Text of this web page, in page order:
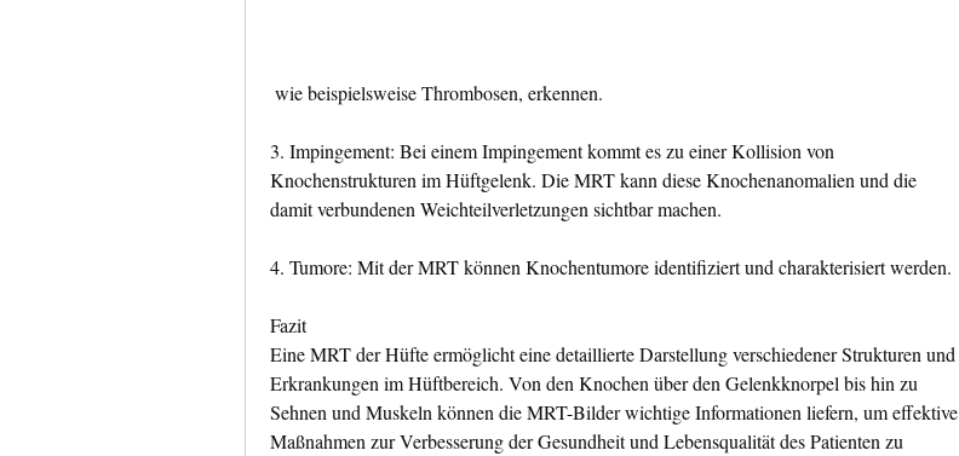
wie beispielsweise Thrombosen, erkennen.
3. Impingement: Bei einem Impingement kommt es zu einer Kollision von
Knochenstrukturen im Hüftgelenk. Die MRT kann diese Knochenanomalien und die
damit verbundenen Weichteilverletzungen sichtbar machen.
4. Tumore: Mit der MRT können Knochentumore identifiziert und charakterisiert werden.
Fazit
Eine MRT der Hüfte ermöglicht eine detaillierte Darstellung verschiedener Strukturen und
Erkrankungen im Hüftbereich. Von den Knochen über den Gelenkknorpel bis hin zu
Sehnen und Muskeln können die MRT-Bilder wichtige Informationen liefern, um effektive
Maßnahmen zur Verbesserung der Gesundheit und Lebensqualität des Patienten zu